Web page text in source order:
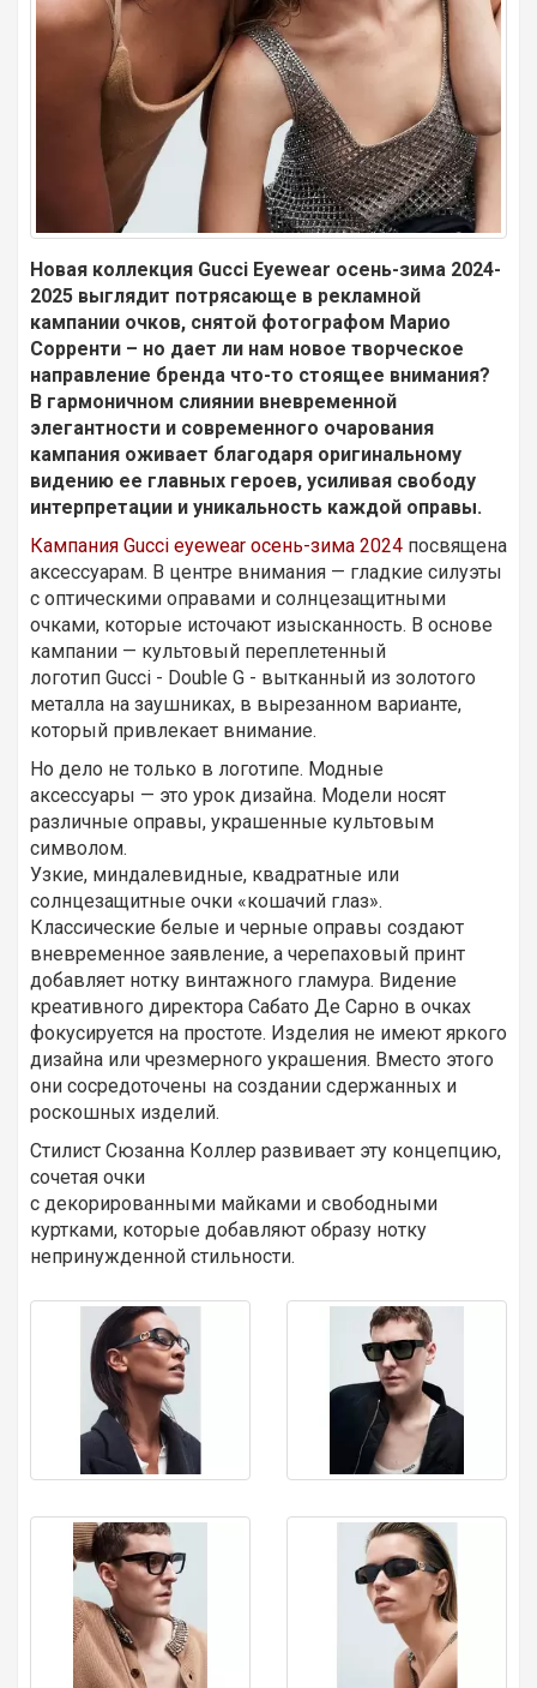
Новая коллекция Gucci Eyewear осень-зима 2024-
2025 выглядит потрясающе в рекламной
кампании очков, снятой фотографом Марио
Сорренти – но дает ли нам новое творческое
направление бренда что-то стоящее внимания?
В гармоничном слиянии вневременной
элегантности и современного очарования
кампания оживает благодаря оригинальному
видению ее главных героев, усиливая свободу
интерпретации и уникальность каждой оправы.
Кампания Gucci eyewear осень-зима 2024 посвящена
аксессуарам. В центре внимания — гладкие силуэты
с оптическими оправами и солнцезащитными
очками, которые источают изысканность. В основе
кампании — культовый переплетенный
логотип Gucci - Double G - вытканный из золотого
металла на заушниках, в вырезанном варианте,
который привлекает внимание.
Но дело не только в логотипе. Модные
аксессуары — это урок дизайна. Модели носят
различные оправы, украшенные культовым
символом.
Узкие, миндалевидные, квадратные или
солнцезащитные очки «кошачий глаз».
Классические белые и черные оправы создают
вневременное заявление, а черепаховый принт
добавляет нотку винтажного гламура. Видение
креативного директора Сабато Де Сарно в очках
фокусируется на простоте. Изделия не имеют яркого
дизайна или чрезмерного украшения. Вместо этого
они сосредоточены на создании сдержанных и
роскошных изделий.
Стилист Сюзанна Коллер развивает эту концепцию,
сочетая очки
с декорированными майками и свободными
куртками, которые добавляют образу нотку
непринужденной стильности.